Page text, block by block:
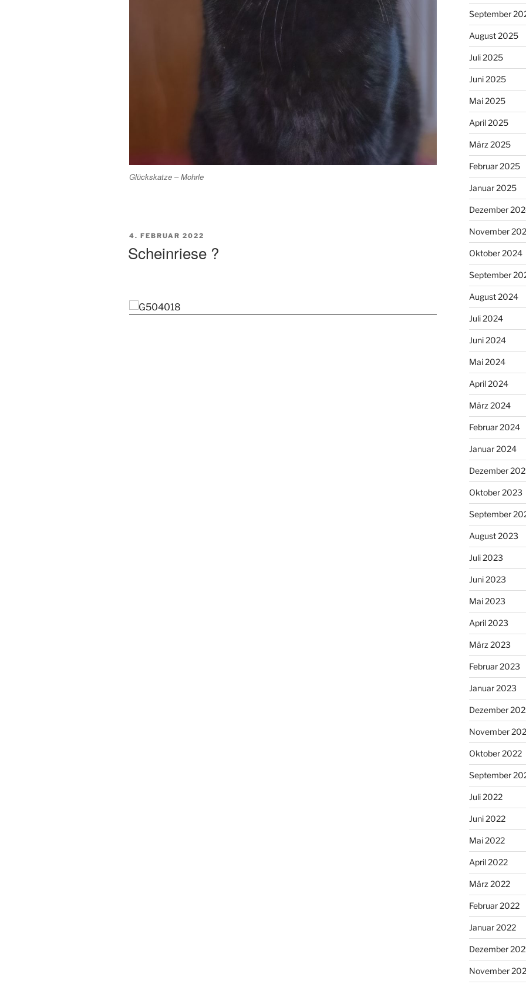
Glückskatze – Mohrle
VERÖFFENTLICHT
4. FEBRUAR 2022
Scheinriese ?
September
August 2025
Juli 2025
Juni 2025
Mai 2025
April 2025
März 2025
Februar 2025
Januar 2025
Dezember
November
Oktober 2024
September
August 2024
Juli 2024
Juni 2024
Mai 2024
April 2024
März 2024
Februar 2024
Januar 2024
Dezember
Oktober 2023
September
August 2023
Juli 2023
Juni 2023
Mai 2023
April 2023
März 2023
Februar 2023
Januar 2023
Dezember
November
Oktober 2022
September
Juli 2022
Juni 2022
Mai 2022
April 2022
März 2022
Februar 2022
Januar 2022
Dezember
November